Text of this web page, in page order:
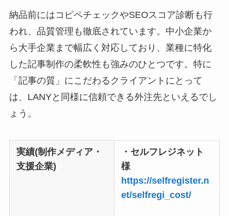
納品前にはコピペチェックやSEOスコア診断も行
われ、品質管理も徹底されています。中小企業か
ら大手企業まで幅広く対応しており、業種に特化
した記事制作の柔軟性も強みのひとつです。特に
「記事の質」にこだわるクライアントにとって
は、LANYと同様に信頼できる外注先といえるでし
ょう。
実績(制作メディア・
支援企業)
・セルフレジネット
様
https://selfregister.n
et/selfregi_cost/